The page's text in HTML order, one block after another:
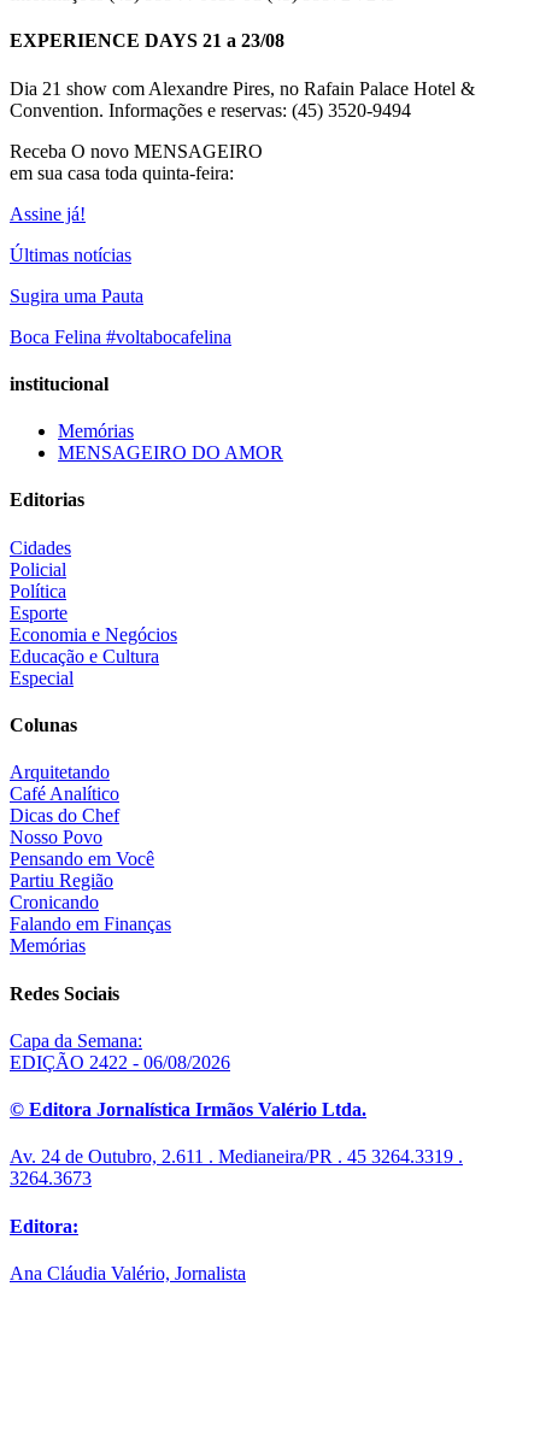
EXPERIENCE DAYS 21 a 23/08
Dia 21 show com Alexandre Pires, no Rafain Palace Hotel &
Convention. Informações e reservas: (45) 3520-9494
Receba O novo MENSAGEIRO
em sua casa toda quinta-feira:
Assine já!
Últimas notícias
Sugira uma Pauta
Boca Felina #voltabocafelina
institucional
Memórias
MENSAGEIRO DO AMOR
Editorias
Cidades
Policial
Política
Esporte
Economia e Negócios
Educação e Cultura
Especial
Colunas
Arquitetando
Café Analítico
Dicas do Chef
Nosso Povo
Pensando em Você
Partiu Região
Cronicando
Falando em Finanças
Memórias
Redes Sociais
Capa da Semana:
EDIÇÃO 2422 - 06/08/2026
© Editora Jornalística Irmãos Valério Ltda.
Av. 24 de Outubro, 2.611 . Medianeira/PR . 45 3264.3319 .
3264.3673
Editora:
Ana Cláudia Valério, Jornalista